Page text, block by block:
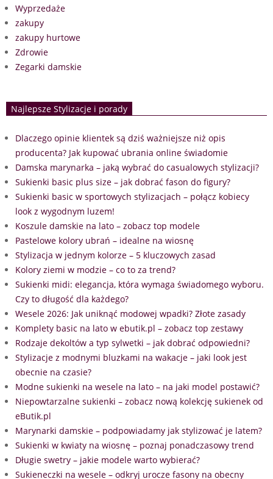
Wyprzedaże
zakupy
zakupy hurtowe
Zdrowie
Zegarki damskie
Najlepsze Stylizacje i porady
Dlaczego opinie klientek są dziś ważniejsze niż opis
producenta? Jak kupować ubrania online świadomie
Damska marynarka – jaką wybrać do casualowych stylizacji?
Sukienki basic plus size – jak dobrać fason do figury?
Sukienki basic w sportowych stylizacjach – połącz kobiecy
look z wygodnym luzem!
Koszule damskie na lato – zobacz top modele
Pastelowe kolory ubrań – idealne na wiosnę
Stylizacja w jednym kolorze – 5 kluczowych zasad
Kolory ziemi w modzie – co to za trend?
Sukienki midi: elegancja, która wymaga świadomego wyboru.
Czy to długość dla każdego?
Wesele 2026: Jak uniknąć modowej wpadki? Złote zasady
Komplety basic na lato w ebutik.pl – zobacz top zestawy
Rodzaje dekoltów a typ sylwetki – jak dobrać odpowiedni?
Stylizacje z modnymi bluzkami na wakacje – jaki look jest
obecnie na czasie?
Modne sukienki na wesele na lato – na jaki model postawić?
Niepowtarzalne sukienki – zobacz nową kolekcję sukienek od
eButik.pl
Marynarki damskie – podpowiadamy jak stylizować je latem?
Sukienki w kwiaty na wiosnę – poznaj ponadczasowy trend
Długie swetry – jakie modele warto wybierać?
Sukieneczki na wesele – odkryj urocze fasony na obecny